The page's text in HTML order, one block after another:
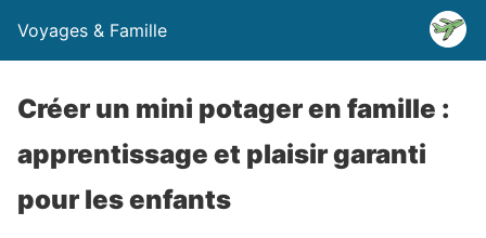
Voyages & Famille
Créer un mini potager en famille :
apprentissage et plaisir garanti
pour les enfants